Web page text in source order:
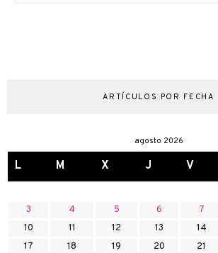
ARTÍCULOS POR FECHA
agosto 2026
L M X J V
3
4 5 6 7
10
11 12 13 14
17
18 19 20 21